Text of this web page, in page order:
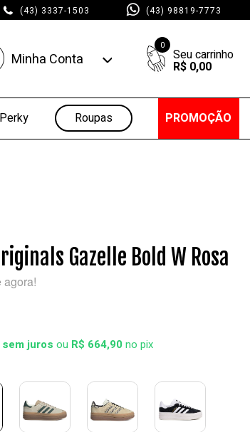
(43) 3337-1503 (43) 98819-7773
Minha Conta
Minhas Compras
0
R$ 0,00
Perky Roupas PROMOÇÃO
Gazelle Bold W Rosa
agora!
ou R$ 664,90no pix